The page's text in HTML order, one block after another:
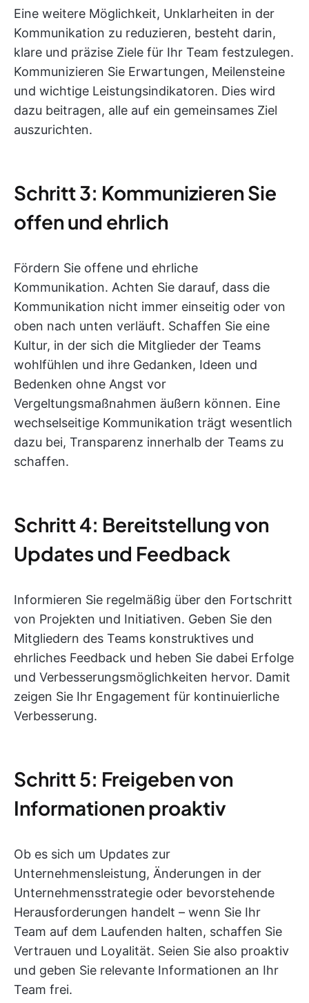
Eine weitere Möglichkeit, Unklarheiten in der
Kommunikation zu reduzieren, besteht darin,
klare und präzise Ziele für Ihr Team festzulegen.
Kommunizieren Sie Erwartungen, Meilensteine
und wichtige Leistungsindikatoren. Dies wird
dazu beitragen, alle auf ein gemeinsames Ziel
auszurichten.
Schritt 3: Kommunizieren Sie
offen und ehrlich
Fördern Sie offene und ehrliche
Kommunikation. Achten Sie darauf, dass die
Kommunikation nicht immer einseitig oder von
oben nach unten verläuft. Schaffen Sie eine
Kultur, in der sich die Mitglieder der Teams
wohlfühlen und ihre Gedanken, Ideen und
Bedenken ohne Angst vor
Vergeltungsmaßnahmen äußern können. Eine
wechselseitige Kommunikation trägt wesentlich
dazu bei, Transparenz innerhalb der Teams zu
schaffen.
Schritt 4: Bereitstellung von
Updates und Feedback
Informieren Sie regelmäßig über den Fortschritt
von Projekten und Initiativen. Geben Sie den
Mitgliedern des Teams konstruktives und
ehrliches Feedback und heben Sie dabei Erfolge
und Verbesserungsmöglichkeiten hervor. Damit
zeigen Sie Ihr Engagement für kontinuierliche
Verbesserung.
Schritt 5: Freigeben von
Informationen proaktiv
Ob es sich um Updates zur
Unternehmensleistung, Änderungen in der
Unternehmensstrategie oder bevorstehende
Herausforderungen handelt – wenn Sie Ihr
Team auf dem Laufenden halten, schaffen Sie
Vertrauen und Loyalität. Seien Sie also proaktiv
und geben Sie relevante Informationen an Ihr
Team frei.